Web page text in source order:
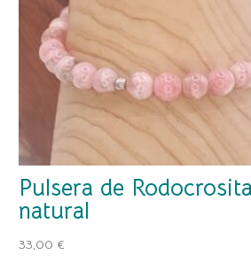
Pulsera de Rodocrosita
natural
33,00 €